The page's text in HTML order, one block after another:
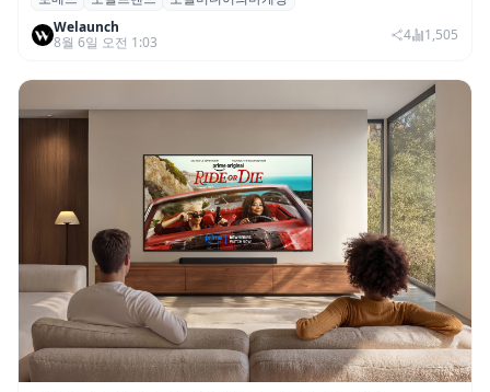
SNS 마케팅 통합 지원
Welaunch
8월 6일 오전 1:03
4 1,505